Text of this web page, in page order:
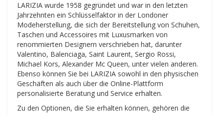
LARIZIA wurde 1958 gegründet und war in den letzten
Jahrzehnten ein Schlüsselfaktor in der Londoner
Modeherstellung, die sich der Bereitstellung von Schuhen,
Taschen und Accessoires mit Luxusmarken von
renommierten Designern verschrieben hat, darunter
Valentino, Balenciaga, Saint Laurent, Sergio Rossi,
Michael Kors, Alexander Mc Queen, unter vielen anderen.
Ebenso können Sie bei LARIZIA sowohl in den physischen
Geschäften als auch über die Online-Plattform
personalisierte Beratung und Service erhalten.
Zu den Optionen, die Sie erhalten können, gehören die